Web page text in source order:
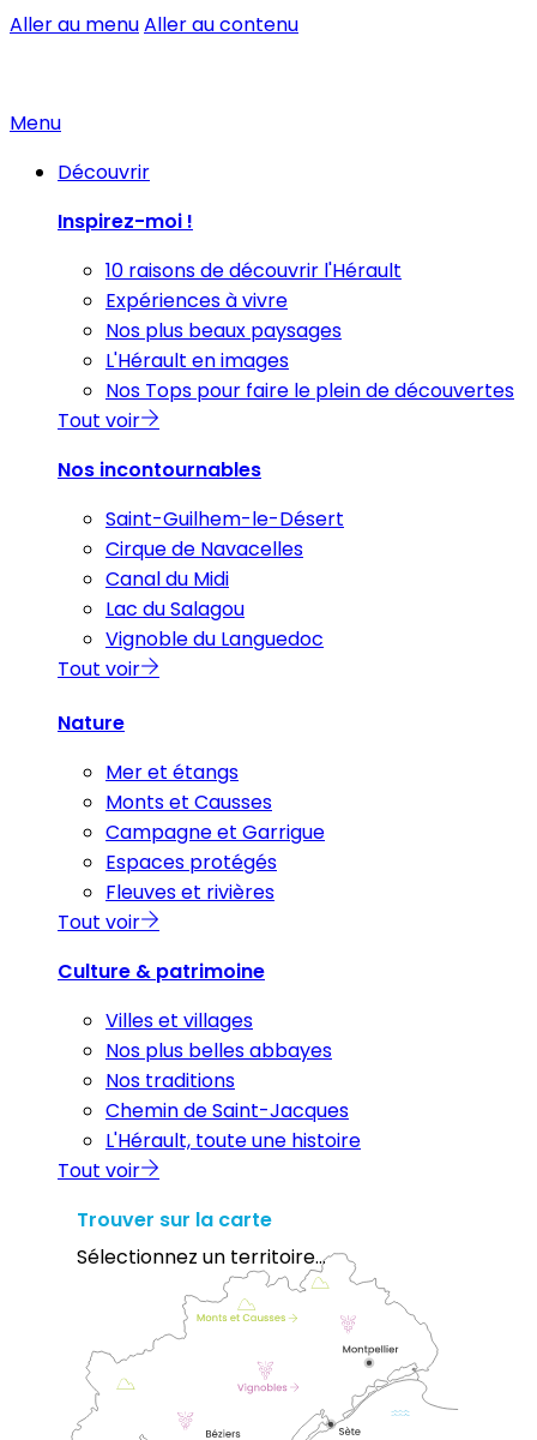
Aller au menuAller au contenu
Menu
Découvrir
Inspirez-moi !
10 raisons de découvrir l'Hérault
Expériences à vivre
Nos plus beaux paysages
L'Hérault en images
Nos Tops pour faire le plein de découvertes
Tout voir
Nos incontournables
Saint-Guilhem-le-Désert
Cirque de Navacelles
Canal du Midi
Lac du Salagou
Vignoble du Languedoc
Tout voir
Nature
Mer et étangs
Monts et Causses
Campagne et Garrigue
Espaces protégés
Fleuves et rivières
Tout voir
Culture & patrimoine
Villes et villages
Nos plus belles abbayes
Nos traditions
Chemin de Saint-Jacques
L'Hérault, toute une histoire
Tout voir
Trouver sur la carte
Sélectionnez un territoire...